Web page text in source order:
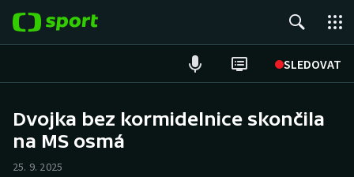
SLEDOVAT
Hokej
Dvojka bez kormidelnice skončila
na MS osmá
25. 9. 2025